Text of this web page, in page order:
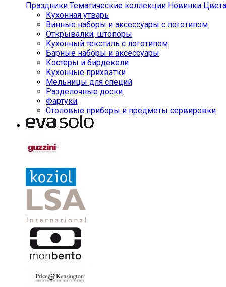
Праздники Тематические коллекции Новинки Цвета
Кухонная утварь
Винные наборы и аксессуары с логотипом
Открывалки, штопоры
Кухонный текстиль с логотипом
Барные наборы и аксессуары
Костеры и бирдекели
Кухонные прихватки
Мельницы для специй
Разделочные доски
Фартуки
Столовые приборы и предметы сервировки